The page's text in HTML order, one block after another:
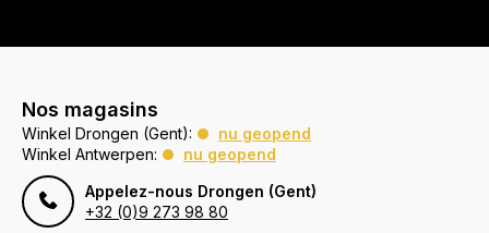
Nos magasins
Winkel Drongen (Gent):
nu geopend
Winkel Antwerpen:
nu geopend
Appelez-nous Drongen (Gent)
+32 (0)9 273 98 80